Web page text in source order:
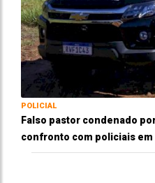
POLICIAL
Falso pastor condenado
confronto com policiais